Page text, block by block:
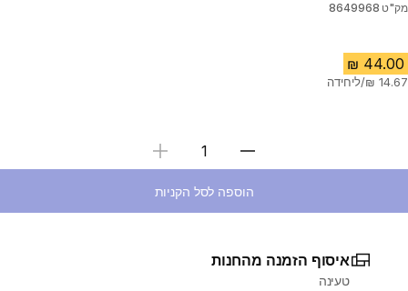
מק"ט 8649968
בחירת כמות
הוספה לסל הקניות
איסוף הזמנה מהחנות
טעינה